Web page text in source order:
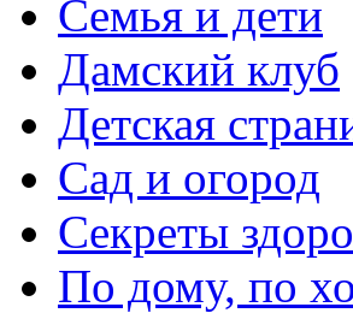
Семья и дети
Дамский клуб
Детская
Сад и огород
Секреты
По дому, по